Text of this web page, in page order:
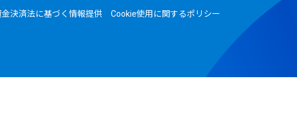
金決済法に基づく情報提供
Cookie使用に関するポリシー